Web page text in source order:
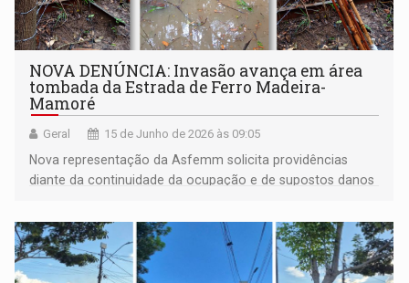
NOVA DENÚNCIA: Invasão avança em área
tombada da Estrada de Ferro Madeira-
Mamoré
Geral 15 de Junho de 2026 às 09:05
Nova representação da Asfemm solicita providências
diante da continuidade da ocupação e de supostos danos